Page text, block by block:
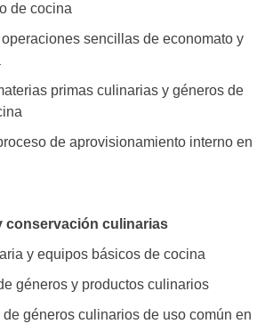
de cocina
sencillas de economato y
primas culinarias y géneros de
de aprovisionamiento interno en
conservación culinarias
y equipos básicos de cocina
géneros y productos culinarios
géneros culinarios de uso común en